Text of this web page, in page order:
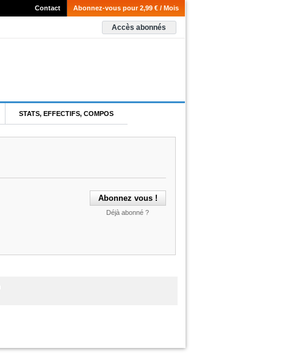
Abonnez-vous pour 2,99 € / Mois
Contact
Accès abonnés
STATS, EFFECTIFS, COMPOS
Déjà abonné ?